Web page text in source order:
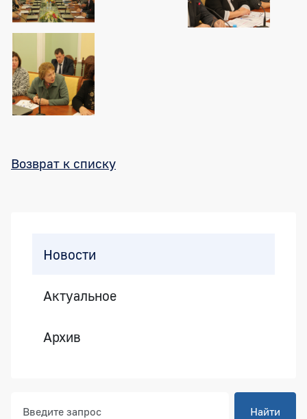
Возврат к списку
Новости
Актуальное
Архив
Найти